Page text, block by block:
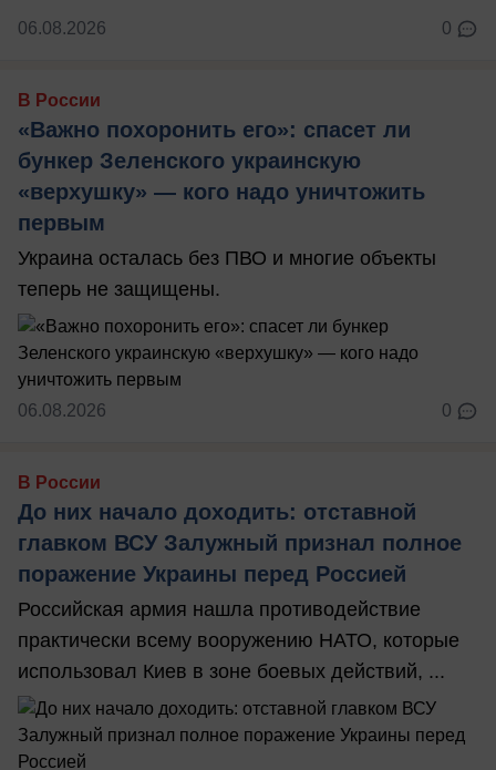
06.08.2026 0
В России
«Важно похоронить его»: спасет ли
бункер Зеленского украинскую
«верхушку» — кого надо уничтожить
первым
Украина осталась без ПВО и многие объекты
теперь не защищены.
06.08.2026 0
В России
До них начало доходить: отставной
главком ВСУ Залужный признал полное
поражение Украины перед Россией
Российская армия нашла противодействие
практически всему вооружению НАТО, которые
использовал Киев в зоне боевых действий, ...